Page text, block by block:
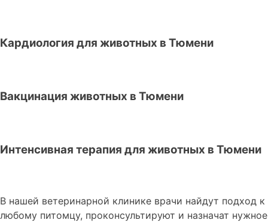
Кардиология для животных в Тюмени
Вакцинация животных в Тюмени
Интенсивная терапия для животных в Тюмени
В нашей ветеринарной клинике врачи найдут подход к
любому питомцу, проконсультируют и назначат нужное